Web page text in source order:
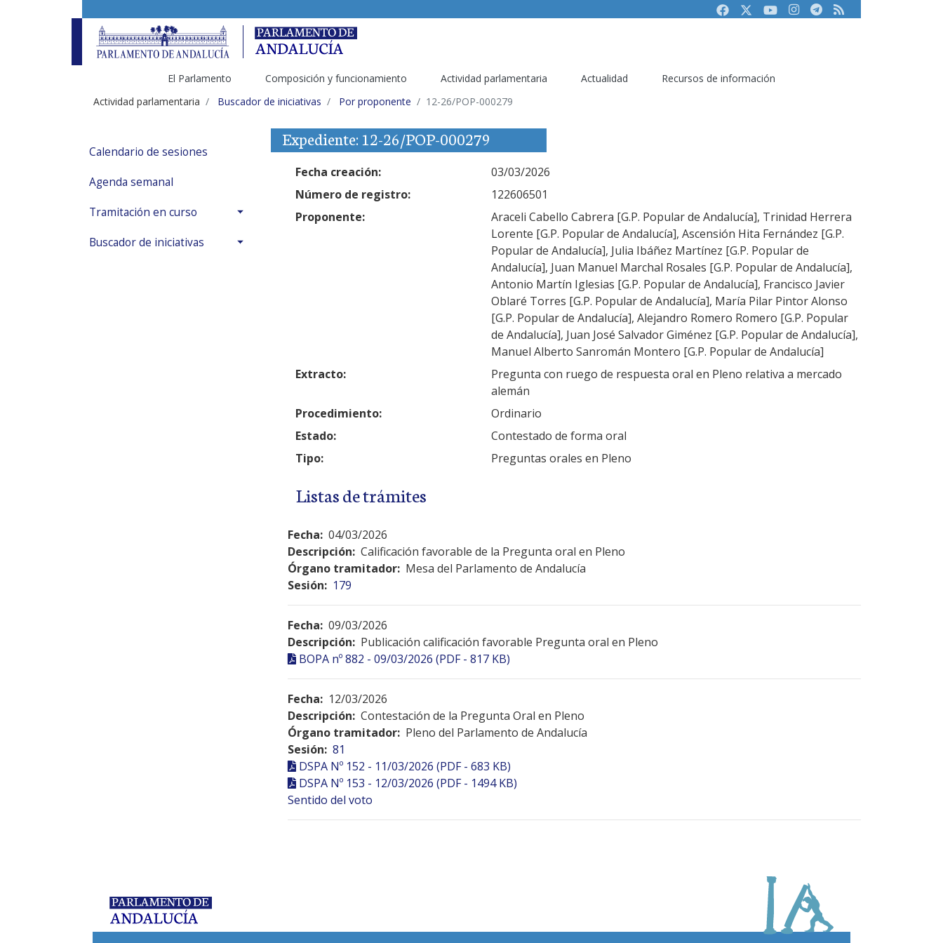
FacebookTwitterYoutubeInstagram
Telegram
RSS
El Parlamento Composición y funcionamiento Actividad parlamentaria Actualidad
Recursos de información
Actividad parlamentaria
Buscador de iniciativas Por proponente 12-26/POP-000279
Calendario de sesiones
Agenda semanal
Tramitación en curso
Buscador de iniciativas
Expediente: 12-26/POP-000279
Fecha creación:
03/03/2026
Número de registro:
122606501
Proponente:
Araceli Cabello Cabrera [G.P. Popular de Andalucía], Trinidad Herrera
Lorente [G.P. Popular de Andalucía], Ascensión Hita Fernández [G.P.
Popular de Andalucía], Julia Ibáñez Martínez [G.P. Popular de
Andalucía], Juan Manuel Marchal Rosales [G.P. Popular de Andalucía],
Antonio Martín Iglesias [G.P. Popular de Andalucía], Francisco Javier
Oblaré Torres [G.P. Popular de Andalucía], María Pilar Pintor Alonso
[G.P. Popular de Andalucía], Alejandro Romero Romero [G.P. Popular
de Andalucía], Juan José Salvador Giménez [G.P. Popular de Andalucía],
Manuel Alberto Sanromán Montero [G.P. Popular de Andalucía]
Extracto:
Pregunta con ruego de respuesta oral en Pleno relativa a mercado
alemán
Procedimiento:
Ordinario
Estado:
Contestado de forma oral
Tipo:
Preguntas orales en Pleno
Listas de trámites
Fecha: 04/03/2026
Descripción: Calificación favorable de la Pregunta oral en Pleno
Órgano tramitador: Mesa del Parlamento de Andalucía
Sesión: 179
Fecha: 09/03/2026
Descripción: Publicación calificación favorable Pregunta oral en Pleno
BOPA nº 882 - 09/03/2026 (PDF - 817 KB)
Fecha: 12/03/2026
Descripción: Contestación de la Pregunta Oral en Pleno
Órgano tramitador: Pleno del Parlamento de Andalucía
Sesión: 81
DSPA Nº 152 - 11/03/2026 (PDF - 683 KB)
DSPA Nº 153 - 12/03/2026 (PDF - 1494 KB)
Sentido del voto